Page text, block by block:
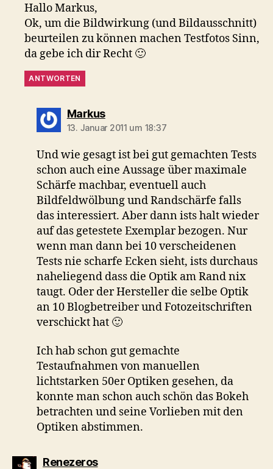
Hallo Markus,
Ok, um die Bildwirkung (und Bildausschnitt)
beurteilen zu können machen Testfotos Sinn,
da gebe ich dir Recht 🙂
ANTWORTEN
Markussagt:
13. Januar 2011 um 18:37
Und wie gesagt ist bei gut gemachten Tests
schon auch eine Aussage über maximale
Schärfe machbar, eventuell auch
Bildfeldwölbung und Randschärfe falls
das interessiert. Aber dann ists halt wieder
auf das getestete Exemplar bezogen. Nur
wenn man dann bei 10 verscheidenen
Tests nie scharfe Ecken sieht, ists durchaus
naheliegend dass die Optik am Rand nix
taugt. Oder der Hersteller die selbe Optik
an 10 Blogbetreiber und Fotozeitschriften
verschickt hat 🙂
Ich hab schon gut gemachte
Testaufnahmen von manuellen
lichtstarken 50er Optiken gesehen, da
konnte man schon auch schön das Bokeh
betrachten und seine Vorlieben mit den
Optiken abstimmen.
Renezerossagt: